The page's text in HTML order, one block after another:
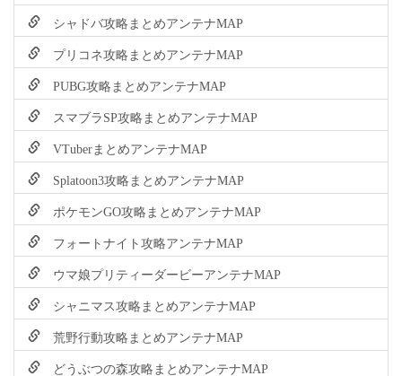
シャドバ攻略まとめアンテナMAP
プリコネ攻略まとめアンテナMAP
PUBG攻略まとめアンテナMAP
スマブラSP攻略まとめアンテナMAP
VTuberまとめアンテナMAP
Splatoon3攻略まとめアンテナMAP
ポケモンGO攻略まとめアンテナMAP
フォートナイト攻略アンテナMAP
ウマ娘プリティーダービーアンテナMAP
シャニマス攻略まとめアンテナMAP
荒野行動攻略まとめアンテナMAP
どうぶつの森攻略まとめアンテナMAP